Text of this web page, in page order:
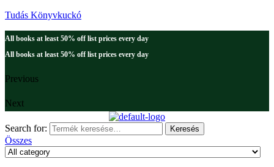
Tudás Könyvkuckó
All books at least 50% off list prices every day
All books at least 50% off list prices every day
Previous
Next
Search for: Keresés
Összes